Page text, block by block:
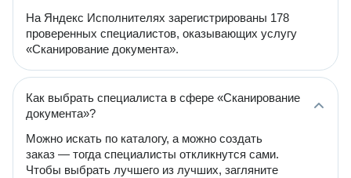
На Яндекс Исполнителях зарегистрированы 178
проверенных специалистов, оказывающих услугу
«Сканирование документа».
Как выбрать специалиста в сфере «Сканирование
документа»?
Можно искать по каталогу, а можно создать
заказ — тогда специалисты откликнутся сами.
Чтобы выбрать лучшего из лучших, загляните